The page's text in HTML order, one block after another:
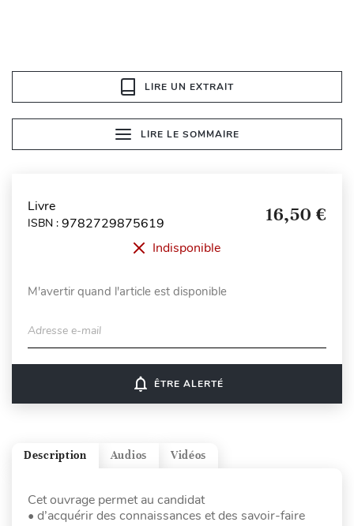
LIRE UN EXTRAIT
LIRE LE SOMMAIRE
Livre
ISBN : 9782729875619 16,50 €
Indisponible
M'avertir quand l'article est disponible
Adresse e-mail
notifications_none ÊTRE ALERTÉ
Vidéos
Audios
Description
Cet ouvrage permet au candidat
• d’acquérir des connaissances et des savoir-faire